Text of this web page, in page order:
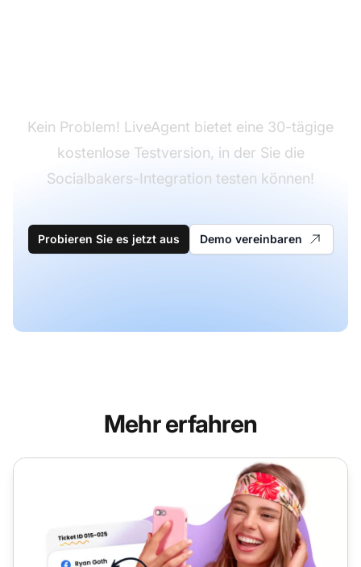
Kein Problem! LiveAgent bietet eine 30-tägige
kostenlose Testversion, in der Sie die
Socialbakers-Integration testen können!
Probieren Sie es jetzt aus Demo vereinbaren
Mehr erfahren
Social-Media-Kundenservice-Lösungen | LiveAgent